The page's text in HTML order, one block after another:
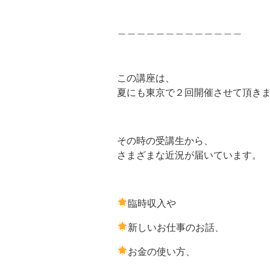
この講座は、
夏にも東京で２回開催させて頂き
その時の受講生から、
さまざまな近況が届いています。
臨時収入や
新しいお仕事のお話、
お金の使い方、